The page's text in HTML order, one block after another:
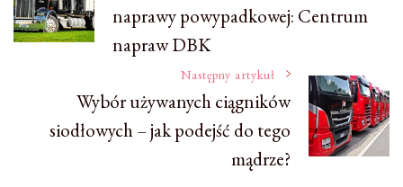
wpisu
naprawy powypadkowej: Centrum
napraw DBK
Następny artykuł
Wybór używanych ciągników
siodłowych – jak podejść do tego
mądrze?